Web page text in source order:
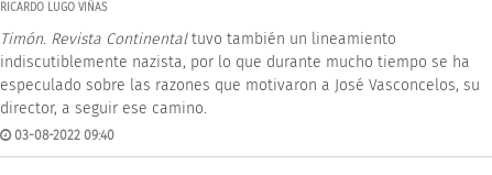
RICARDO LUGO VIÑAS
Timón. Revista Continentaltuvo también un lineamiento
indiscutiblemente nazista, por lo que durante mucho tiempo se ha
especulado sobre las razones que motivaron a José Vasconcelos, su
director, a seguir ese camino.
03-08-2022 09:40